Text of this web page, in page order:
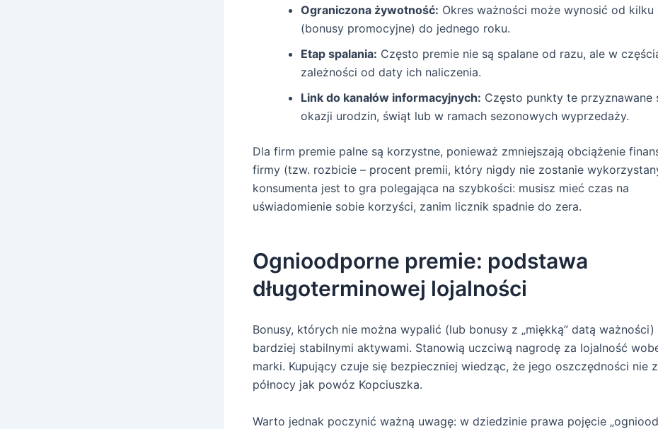
Ograniczona żywotność: Okres ważności może wynosić od kilku
(bonusy promocyjne) do jednego roku.
Etap spalania: Często premie nie są spalane od razu, ale w
zależności od daty ich naliczenia.
Link do kanałów informacyjnych: Często punkty te przyznawane
okazji urodzin, świąt lub w ramach sezonowych wyprzedaży.
Dla firm premie palne są korzystne, ponieważ zmniejszają obciążenie
firmy (tzw. rozbicie – procent premii, który nigdy nie zostanie
konsumenta jest to gra polegająca na szybkości: musisz mieć czas na
uświadomienie sobie korzyści, zanim licznik spadnie do zera.
Ognioodporne premie: podstawa
długoterminowej lojalności
Bonusy, których nie można wypalić (lub bonusy z „miękką” datą ważności)
bardziej stabilnymi aktywami. Stanowią uczciwą nagrodę za lojalność
marki. Kupujący czuje się bezpieczniej wiedząc, że jego oszczędności nie
północy jak powóz Kopciuszka.
Warto jednak poczynić ważną uwagę: w dziedzinie prawa pojęcie